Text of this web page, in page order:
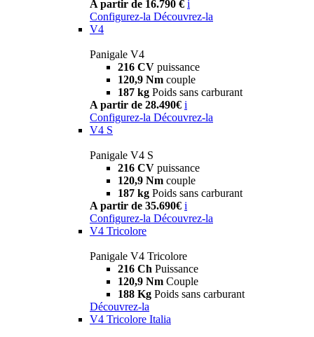
A partir de 16.790 € i
Configurez-la Découvrez-la
V4
Panigale V4
216 CV puissance
120,9 Nm couple
187 kg Poids sans carburant
A partir de 28.490€ i
Configurez-la Découvrez-la
V4 S
Panigale V4 S
216 CV puissance
120,9 Nm couple
187 kg Poids sans carburant
A partir de 35.690€ i
Configurez-la Découvrez-la
V4 Tricolore
Panigale V4 Tricolore
216 Ch Puissance
120,9 Nm Couple
188 Kg Poids sans carburant
Découvrez-la
V4 Tricolore Italia